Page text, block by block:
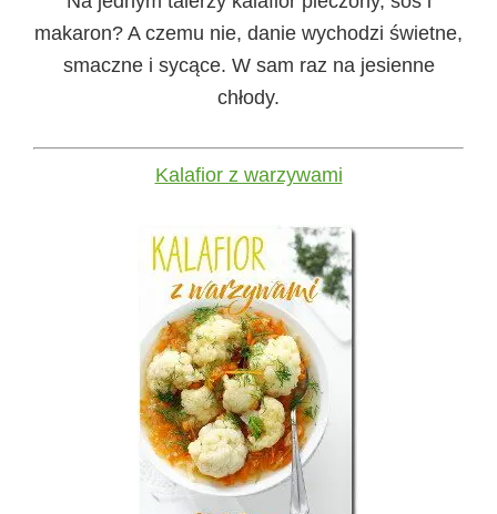
makaron? A czemu nie, danie wychodzi świetne,
smaczne i sycące. W sam raz na jesienne
chłody.
Kalafior z warzywami